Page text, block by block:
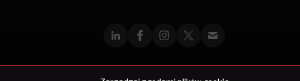
ReklamaKontaktPolityka PrywatnościKanał RSS